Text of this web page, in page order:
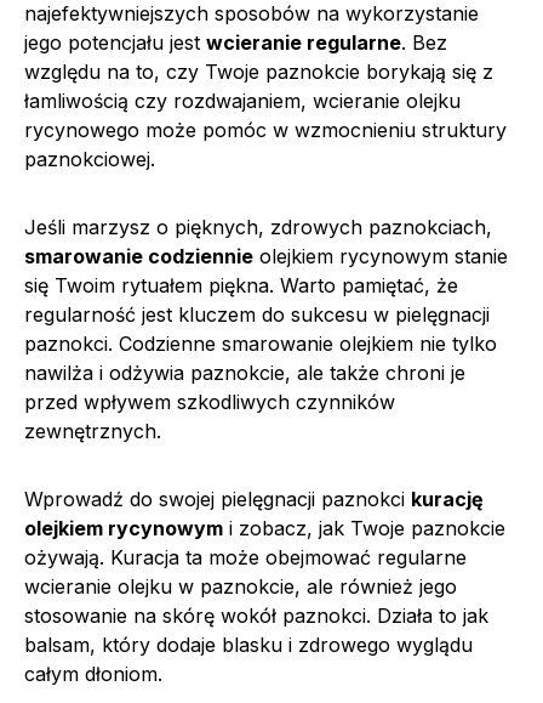
najefektywniejszych sposobów na wykorzystanie
jego potencjału jest wcieranie regularne. Bez
względu na to, czy Twoje paznokcie borykają się z
łamliwością czy rozdwajaniem, wcieranie olejku
rycynowego może pomóc w wzmocnieniu struktury
paznokciowej.
Jeśli marzysz o pięknych, zdrowych paznokciach,
smarowanie codziennie olejkiem rycynowym stanie
się Twoim rytuałem piękna. Warto pamiętać, że
regularność jest kluczem do sukcesu w pielęgnacji
paznokci. Codzienne smarowanie olejkiem nie tylko
nawilża i odżywia paznokcie, ale także chroni je
przed wpływem szkodliwych czynników
zewnętrznych.
Wprowadź do swojej pielęgnacji paznokci kurację
olejkiem rycynowym i zobacz, jak Twoje paznokcie
ożywają. Kuracja ta może obejmować regularne
wcieranie olejku w paznokcie, ale również jego
stosowanie na skórę wokół paznokci. Działa to jak
balsam, który dodaje blasku i zdrowego wyglądu
całym dłoniom.